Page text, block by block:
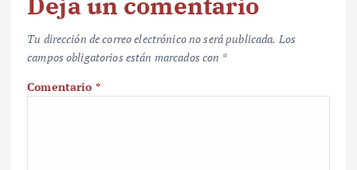
Tu dirección de correo electrónico no será publicada. Los
campos obligatorios están marcados con *
Comentario *